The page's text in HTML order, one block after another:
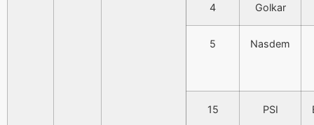
4 Golkar
5 Nasdem
15 PSI